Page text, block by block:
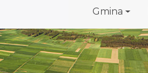
Gmina